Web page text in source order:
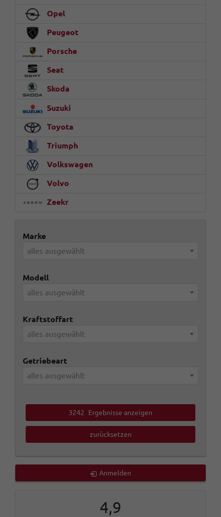
Opel
Peugeot
Porsche
Seat
Skoda
Suzuki
Toyota
Triumph
Volkswagen
Volvo
Zeekr
Marke
alles ausgewählt
Modell
alles ausgewählt
Kraftstoffart
alles ausgewählt
Getriebeart
alles ausgewählt
3242 Ergebnisse anzeigen
zurücksetzen
Anmelden
4,9